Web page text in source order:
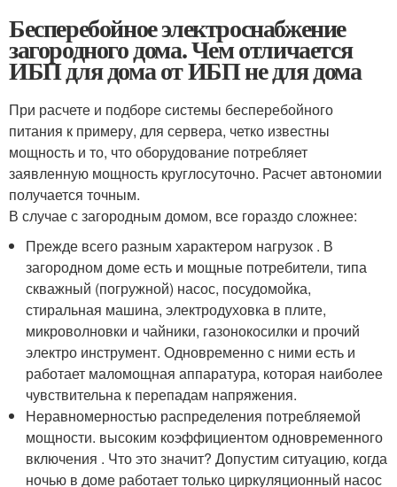
Бесперебойное электроснабжение
загородного дома. Чем отличается
ИБП для дома от ИБП не для дома
При расчете и подборе системы бесперебойного
питания к примеру, для сервера, четко известны
мощность и то, что оборудование потребляет
заявленную мощность круглосуточно. Расчет автономии
получается точным.
В случае с загородным домом, все гораздо сложнее:
Прежде всего разным характером нагрузок . В
загородном доме есть и мощные потребители, типа
скважный (погружной) насос, посудомойка,
стиральная машина, электродуховка в плите,
микроволновки и чайники, газонокосилки и прочий
электро инструмент. Одновременно с ними есть и
работает маломощная аппаратура, которая наиболее
чувствительна к перепадам напряжения.
Неравномерностью распределения потребляемой
мощности. высоким коэффициентом одновременного
включения . Что это значит? Допустим ситуацию, когда
ночью в доме работает только циркуляционный насос